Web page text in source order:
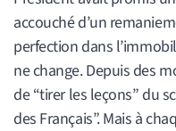
accouché d’un
perfection dans
ne change. Depuis des
de “tirer les leçons” du
des Français”. Mais à